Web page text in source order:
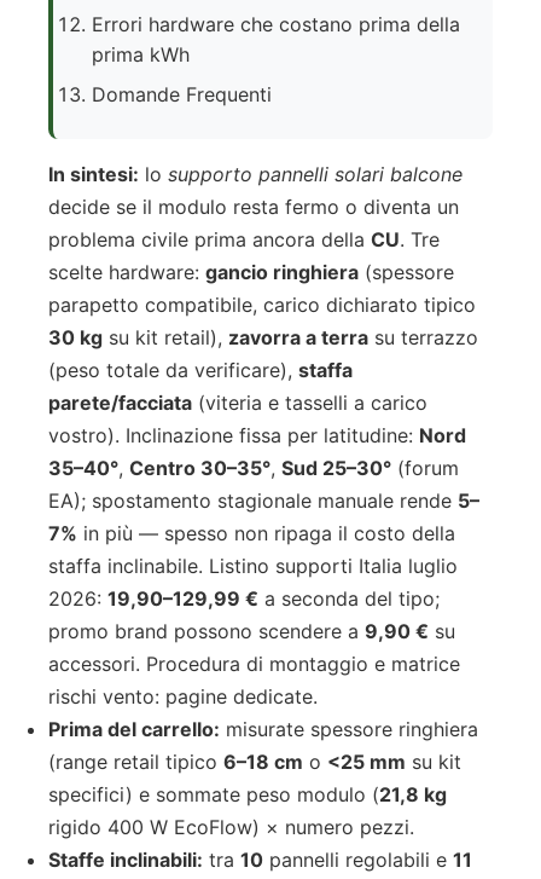
Errori hardware che costano prima della
prima kWh
Domande Frequenti
In sintesi: lo supporto pannelli solari balcone
decide se il modulo resta fermo o diventa un
problema civile prima ancora della CU. Tre
scelte hardware: gancio ringhiera (spessore
parapetto compatibile, carico dichiarato tipico
30 kg su kit retail), zavorra a terra su terrazzo
(peso totale da verificare), staffa
parete/facciata (viteria e tasselli a carico
vostro). Inclinazione fissa per latitudine: Nord
35–40°, Centro 30–35°, Sud 25–30° (forum
EA); spostamento stagionale manuale rende 5–
7% in più — spesso non ripaga il costo della
staffa inclinabile. Listino supporti Italia luglio
2026: 19,90–129,99 € a seconda del tipo;
promo brand possono scendere a 9,90 € su
accessori. Procedura di montaggio e matrice
rischi vento: pagine dedicate.
Prima del carrello: misurate spessore ringhiera
(range retail tipico 6–18 cm o <25 mm su kit
specifici) e sommate peso modulo (21,8 kg
rigido 400 W EcoFlow) × numero pezzi.
Staffe inclinabili: tra 10 pannelli regolabili e 11